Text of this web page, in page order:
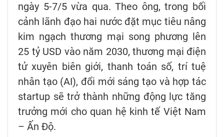
ngày 5-7/5 vừa qua. Theo ông, trong bối
cảnh lãnh đạo hai nước đặt mục tiêu nâng
kim ngạch thương mại song phương lên
25 tỷ USD vào năm 2030, thương mại điện
tử xuyên biên giới, thanh toán số, trí tuệ
nhân tạo (AI), đổi mới sáng tạo và hợp tác
startup sẽ trở thành những động lực tăng
trưởng mới cho quan hệ kinh tế Việt Nam
– Ấn Độ.